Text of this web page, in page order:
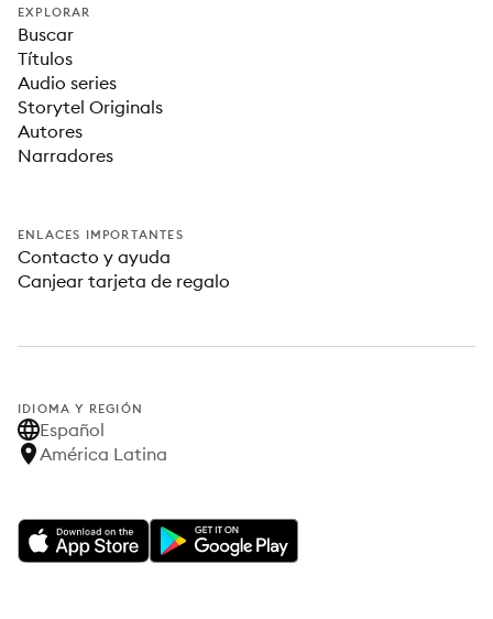
EXPLORAR
Buscar
Títulos
Audio series
Storytel Originals
Autores
Narradores
ENLACES IMPORTANTES
Contacto y ayuda
Canjear tarjeta de regalo
IDIOMA Y REGIÓN
Español
América Latina